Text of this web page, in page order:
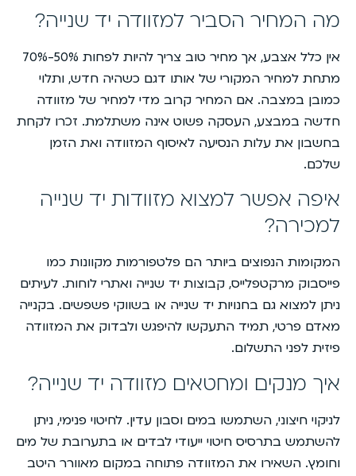
מה המחיר הסביר למזוודה יד שנייה?
אין כלל אצבע, אך מחיר טוב צריך להיות לפחות 50%-70%
מתחת למחיר המקורי של אותו דגם כשהיה חדש, ותלוי
כמובן במצבה. אם המחיר קרוב מדי למחיר של מזוודה
חדשה במבצע, העסקה פשוט אינה משתלמת. זכרו לקחת
בחשבון את עלות הנסיעה לאיסוף המזוודה ואת הזמן
שלכם.
איפה אפשר למצוא מזוודות יד שנייה
למכירה?
המקומות הנפוצים ביותר הם פלטפורמות מקוונות כמו
פייסבוק מרקטפלייס, קבוצות יד שנייה ואתרי לוחות. לעיתים
ניתן למצוא גם בחנויות יד שנייה או בשווקי פשפשים. בקנייה
מאדם פרטי, תמיד התעקשו להיפגש ולבדוק את המזוודה
פיזית לפני התשלום.
איך מנקים ומחטאים מזוודה יד שנייה?
לניקוי חיצוני, השתמשו במים וסבון עדין. לחיטוי פנימי, ניתן
להשתמש בתרסיס חיטוי ייעודי לבדים או בתערובת של מים
וחומץ. השאירו את המזוודה פתוחה במקום מאוורר היטב